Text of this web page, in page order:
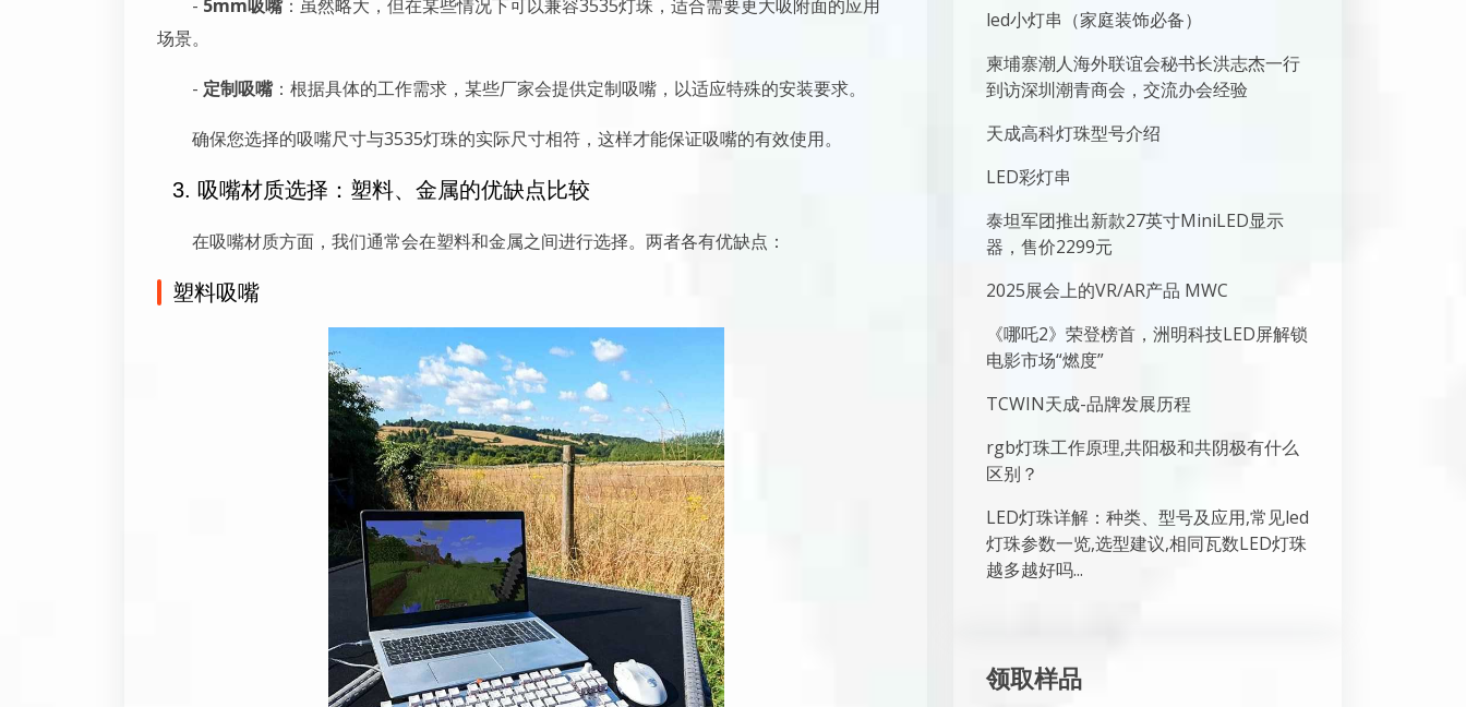
- 5mm吸嘴：虽然略大，但在某些情况下可以兼容3535灯珠，适合需要更大吸附面的应用
场景。
- 定制吸嘴：根据具体的工作需求，某些厂家会提供定制吸嘴，以适应特殊的安装要求。
确保您选择的吸嘴尺寸与3535灯珠的实际尺寸相符，这样才能保证吸嘴的有效使用。
3. 吸嘴材质选择：塑料、金属的优缺点比较
在吸嘴材质方面，我们通常会在塑料和金属之间进行选择。两者各有优缺点：
塑料吸嘴
led小灯串（家庭装饰必备）
柬埔寨潮人海外联谊会秘书长洪志杰一行
到访深圳潮青商会，交流办会经验
天成高科灯珠型号介绍
LED彩灯串
泰坦军团推出新款27英寸MiniLED显示
器，售价2299元
2025展会上的VR/AR产品 MWC
《哪吒2》荣登榜首，洲明科技LED屏解锁
电影市场“燃度”
TCWIN天成-品牌发展历程
rgb灯珠工作原理,共阳极和共阴极有什么
区别？
LED灯珠详解：种类、型号及应用,常见led
灯珠参数一览,选型建议,相同瓦数LED灯珠
越多越好吗...
领取样品